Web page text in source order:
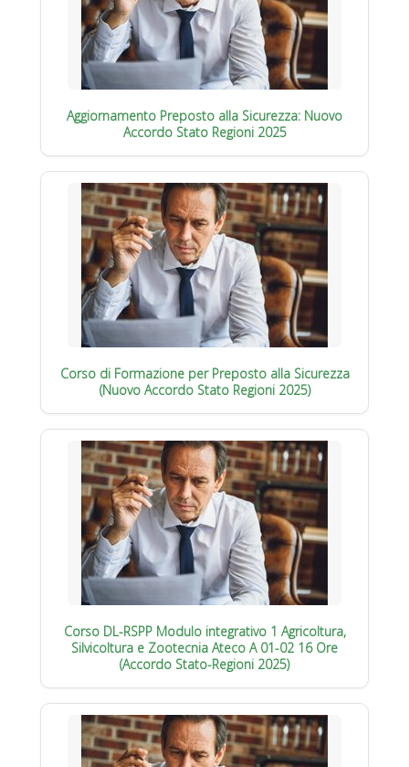
Aggiornamento Preposto alla Sicurezza: Nuovo
Accordo Stato Regioni 2025
Corso di Formazione per Preposto alla Sicurezza
(Nuovo Accordo Stato Regioni 2025)
Corso DL-RSPP Modulo integrativo 1 Agricoltura,
Silvicoltura e Zootecnia Ateco A 01-02 16 Ore
(Accordo Stato-Regioni 2025)